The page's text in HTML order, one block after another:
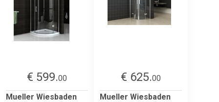
€ 599.00
Mueller Wiesbaden
€ 625.00
Mueller Wiesbaden